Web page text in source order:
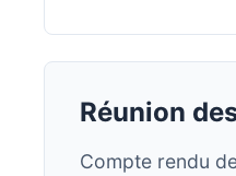
Réunion
Compte rendu